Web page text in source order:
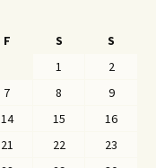
F S
S
1
2
7 8
9
14 15
16
21 22
23